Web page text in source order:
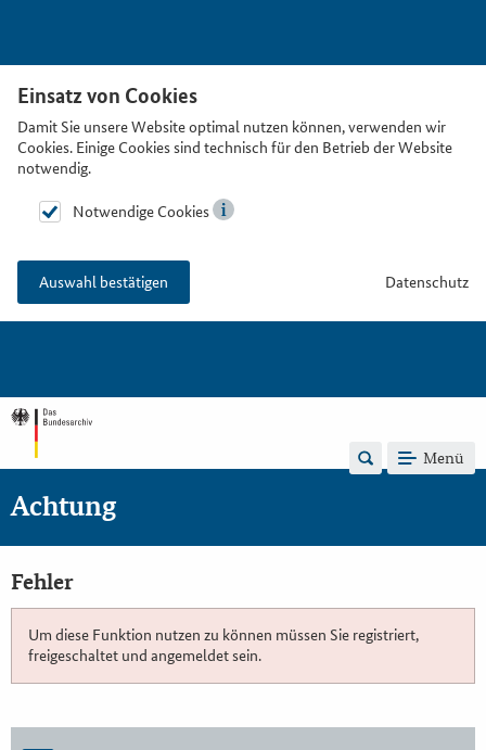
Einsatz von Cookies
Damit Sie unsere Website optimal nutzen können, verwenden wir
Cookies. Einige Cookies sind technisch für den Betrieb der Website
notwendig.
Notwendige Cookies
Auswahl bestätigen Datenschutz
Menü
Achtung
Fehler
Um diese Funktion nutzen zu können müssen Sie registriert,
freigeschaltet und angemeldet sein.